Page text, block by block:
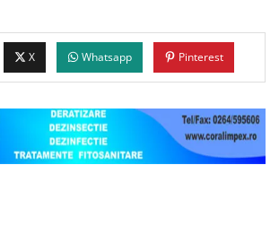
X Whatsapp Pinterest